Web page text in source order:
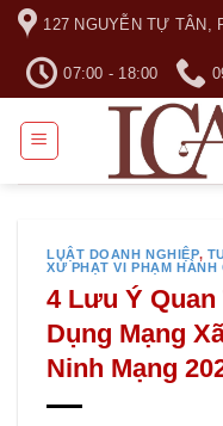
Skip
content
127 NGUYỄN TỰ TÂN,
07:00 - 18:00
LUẬT DOANH NGHIỆP,
XỬ PHẠT VI PHẠM HÀNH
4 Lưu Ý
Dụng Mạng
Ninh Mạng